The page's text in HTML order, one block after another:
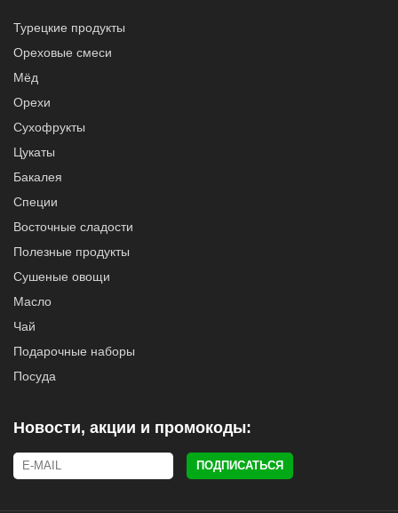
Турецкие продукты
Ореховые смеси
Мёд
Орехи
Сухофрукты
Цукаты
Бакалея
Специи
Восточные сладости
Полезные продукты
Сушеные овощи
Масло
Чай
Подарочные наборы
Посуда
Новости, акции и промокоды:
ПОДПИСАТЬСЯ